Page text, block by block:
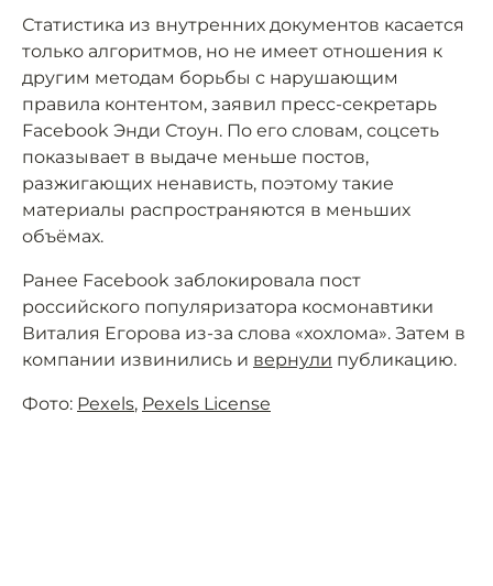
Статистика из внутренних документов касается
только алгоритмов, но не имеет отношения к
другим методам борьбы с нарушающим
правила контентом, заявил пресс-секретарь
Facebook Энди Стоун. По его словам, соцсеть
показывает в выдаче меньше постов,
разжигающих ненависть, поэтому такие
материалы распространяются в меньших
объёмах.
Ранее Facebook заблокировала пост
российского популяризатора космонавтики
Виталия Егорова из-за слова «хохлома». Затем в
компании извинились и вернули публикацию.
Фото: Pexels, Pexels License